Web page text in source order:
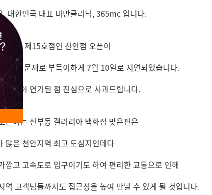
. 대한민국 대표 비만클리닉, 365mc 입니다.
워크 제15호점인 천안점 오픈이
기간 문제로 부득이하게 7월 10일로 지연되었습니다.
픈일이 연기된 점 진심으로 사과드립니다.
픈하는 신부동 갤러리아 백화점 맞은편은
많은 천안지역 최고 도심지인데다
깝고 고속도로 입구이기도 하여 편리한 교통으로 인해
역 고객님들까지도 접근성을 높여 만날 수 있게 될 것입니다.